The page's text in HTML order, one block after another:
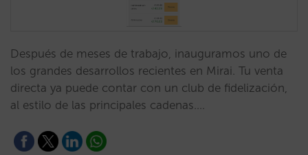
Después de meses de trabajo, inauguramos uno de
los grandes desarrollos recientes en Mirai. Tu venta
directa ya puede contar con un club de fidelización,
al estilo de las principales cadenas.…